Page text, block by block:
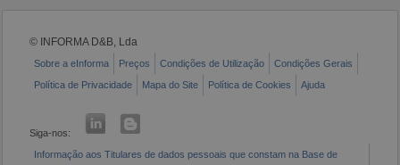
© INFORMA D&B, Lda
Sobre a eInforma Preços Condições de Utilização
Condições Gerais
Política de Privacidade
Mapa do Site Política de Cookies Ajuda
Siga-nos:
Informação aos Titulares de dados pessoais que constam na Base de